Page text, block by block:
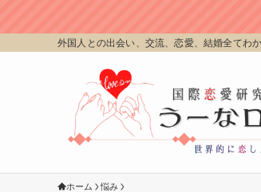
外国人との出会い、交流、恋愛、結婚全てわ
ホーム 悩み